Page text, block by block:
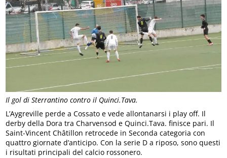
Il gol di Sterrantino contro il Quinci.Tava.
L’Aygreville perde a Cossato e vede allontanarsi i play off. Il
derby della Dora tra Charvensod e Quinci.Tava. finisce pari. Il
Saint-Vincent Châtillon retrocede in Seconda categoria con
quattro giornate d’anticipo. Con la serie D a riposo, sono questi
i risultati principali del calcio rossonero.